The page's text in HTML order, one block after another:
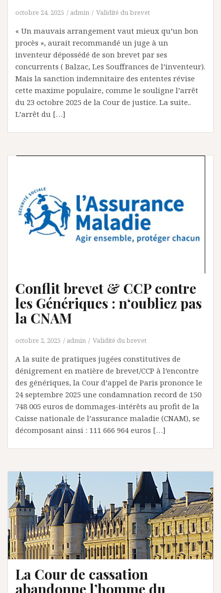
octobre 24, 2025 admin Validité du brevet
« Un mauvais arrangement vaut mieux qu’un bon
procès », aurait recommandé un juge à un
inventeur dépossédé de son brevet par ses
concurrents ( Balzac, Les Souffrances de l’inventeur).
Mais la sanction indemnitaire des ententes révise
cette maxime populaire, comme le souligne l’arrêt
du 23 octobre 2025 de la Cour de justice. La suite..
L’arrêt du […]
Conflit brevet & CCP contre
les Génériques : n‘oubliez pas
la CNAM
octobre 2, 2025 admin Validité du brevet
A la suite de pratiques jugées constitutives de
dénigrement en matière de brevet/CCP à l’encontre
des génériques, la Cour d’appel de Paris prononce le
24 septembre 2025 une condamnation record de 150
748 005 euros de dommages-intérêts au profit de la
Caisse nationale de l’assurance maladie (CNAM), se
décomposant ainsi : 111 666 964 euros […]
La Cour de cassation
abandonne l’homme du